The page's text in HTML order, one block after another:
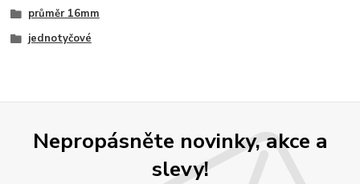
průměr 16mm
jednotyčové
Nepropásněte novinky, akce a
slevy!